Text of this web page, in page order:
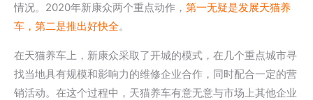
情况。2020年新康众两个重点动作， 第一无疑是发展天猫养
车，第二是推出好快全。
在天猫养车上，新康众采取了开城的模式，在几个重点城市寻
找当地具有规模和影响力的维修企业合作，同时配合一定的营
销活动。在这个过程中，天猫养车有意无意与市场上其他企业